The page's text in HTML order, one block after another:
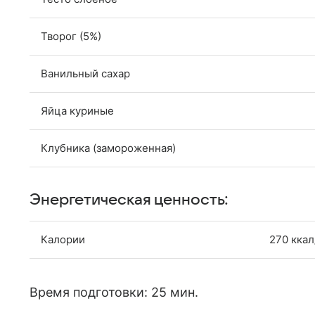
Творог (5%)
Ванильный сахар
Яйца куриные
Клубника (замороженная)
Энергетическая ценность:
Калории 270
Время подготовки: 25 мин.